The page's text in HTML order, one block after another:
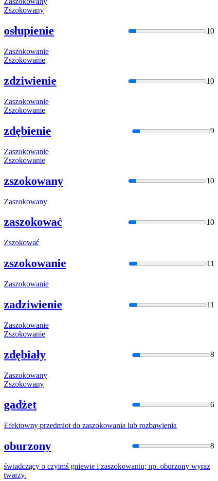
Zszokowany
osłupienie 10
Zaszokowanie
Zszokowanie
zdziwienie 10
Zaszokowanie
Zszokowanie
zdębienie 9
Zaszokowanie
Zszokowanie
zszokowany 10
Zaszokowany
zaszokować 10
Zszokować
zszokowanie 11
Zaszokowanie
zadziwienie 11
Zaszokowanie
Zszokowanie
zdębiały 8
Zaszokowany
Zszokowany
gadżet 6
Efektowny przedmiot do zaszokowania lub rozbawienia
oburzony 8
świadczący o czyimś gniewie i zaszokowaniu; np. oburzony wyraz
twarzy.